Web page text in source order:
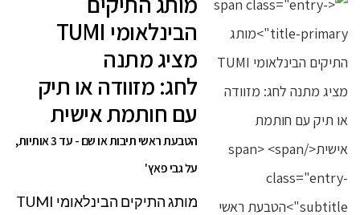
הבינלאומי TUMI
מציג מתנה
לחג: מזוודה או תיק
עם חותמת אישית
הטבעת ראשי תיבות או שם - עד 3 אותיות,
על גבי פאץ'
מותג התיקים הבינלאומי TUMI